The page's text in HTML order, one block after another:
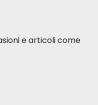
e articoli come